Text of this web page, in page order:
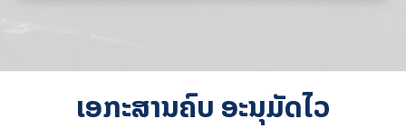
ເອກະສານຄົບ ອະນຸມັດໄວ